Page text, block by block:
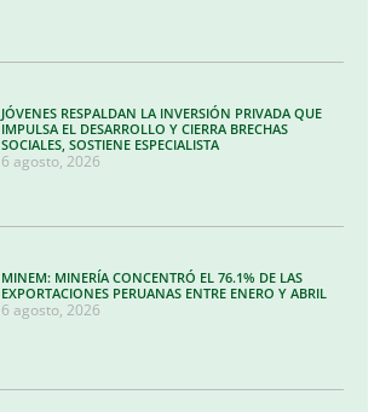
JÓVENES RESPALDAN LA INVERSIÓN PRIVADA QUE
IMPULSA EL DESARROLLO Y CIERRA BRECHAS
SOCIALES, SOSTIENE ESPECIALISTA
6 agosto, 2026
MINEM: MINERÍA CONCENTRÓ EL 76.1% DE LAS
EXPORTACIONES PERUANAS ENTRE ENERO Y ABRIL
6 agosto, 2026